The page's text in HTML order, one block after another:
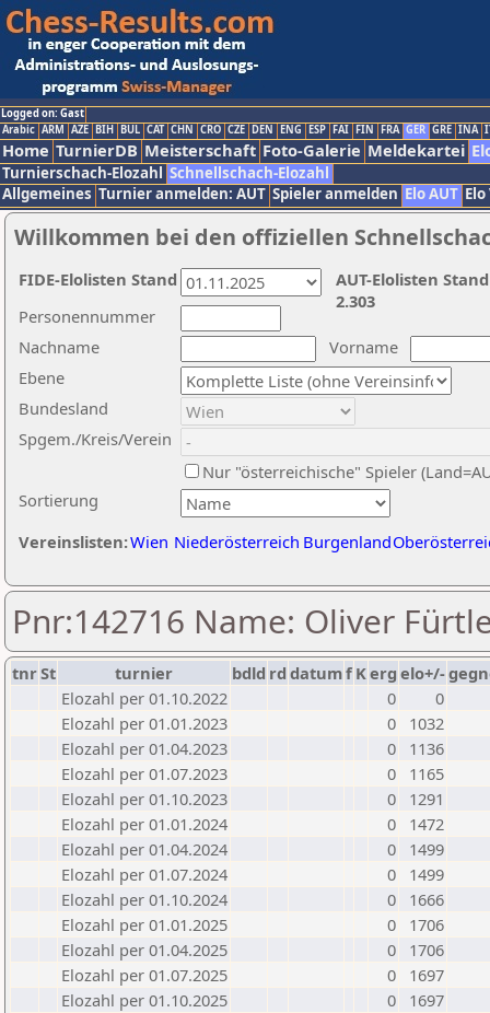
Logged on: Gast
Arabic ARM AZE BIH BUL CAT CHN CRO CZE DEN ENG ESP FAI FIN FRA GER GRE INA
Home TurnierDB Meisterschaft Foto-Galerie Meldekartei
Turnierschach-Elozahl Schnellschach-Elozahl
Allgemeines Turnier anmelden: AUT Spieler anmelden Elo AUT
Willkommen bei den offiziellen
Nachname
Vorname
Ebene
Sortierung
Personennummer
Bundesland
Spgem./Kreis/Verein
Nur "österreichische" Spieler
Vereinslisten:Wien Niederösterreich Burgenland
AUT-Elolisten
2.303
FIDE-Elolisten Stand
Pnr:142716 Name: Oliver
tnrSt turnier bdld rd datumf Kerg elo+/-
Elozahl per 01.10.2022
0
0
Elozahl per 01.01.2023
0
1032
Elozahl per 01.04.2023
0
1136
Elozahl per 01.07.2023
0
1165
Elozahl per 01.10.2023
0
1291
Elozahl per 01.01.2024
0
1472
Elozahl per 01.04.2024
0
1499
Elozahl per 01.07.2024
0
1499
Elozahl per 01.10.2024
0
1666
Elozahl per 01.01.2025
0
1706
Elozahl per 01.04.2025
0
1706
Elozahl per 01.07.2025
0
1697
Elozahl per 01.10.2025
0
1697